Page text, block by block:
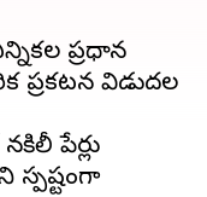
ప్రధాన
ప్రకటన విడుదల
పేర్లు